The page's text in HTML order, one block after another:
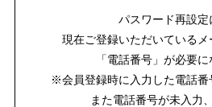
パスワード再設定
現在ご登録いただいているメ
「電話番号」が必要に
※会員登録時に入力した電話番
また電話番号が未入力